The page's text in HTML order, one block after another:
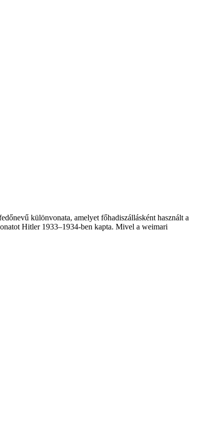
különvonata, amelyet főhadiszállásként használt a
Hitler 1933–1934-ben kapta. Mivel a weimari